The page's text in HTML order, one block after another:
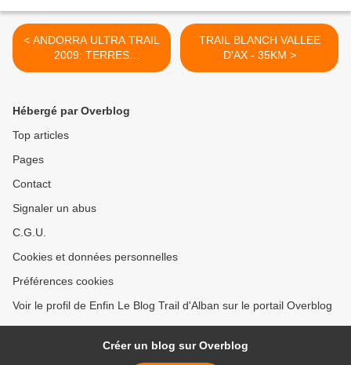
< ANDORRA ULTRA TRAIL
2009: TERRES
D'AVENTURE
TRAIL BLANCH VALLEE
D'AX - 35KM >
Hébergé par Overblog
Top articles
Pages
Contact
Signaler un abus
C.G.U.
Cookies et données personnelles
Préférences cookies
Voir le profil de Enfin Le Blog Trail d'Alban sur le portail Overblog
Créer un blog sur Overblog